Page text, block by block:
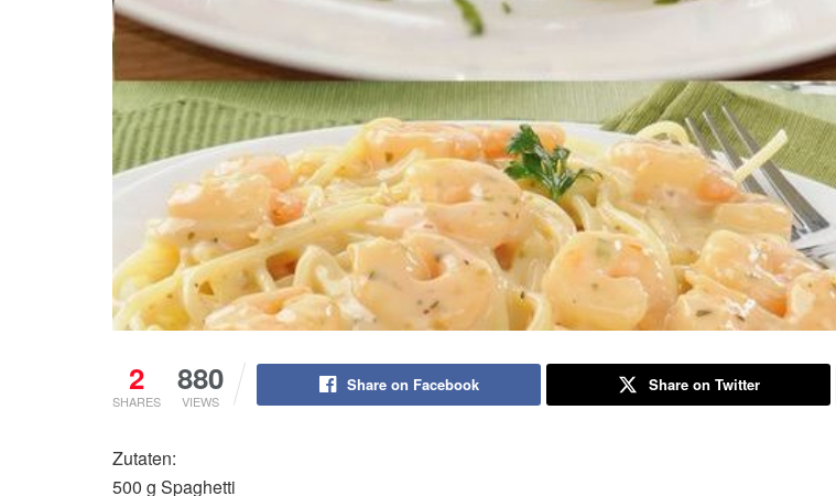
2
SHARES
880
VIEWS
Share on Facebook Share on Twitter
Zutaten:
500 g Spaghetti